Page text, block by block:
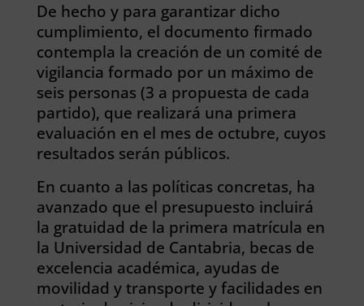
De hecho y para garantizar dicho
cumplimiento, el documento firmado
contempla la creación de un comité de
vigilancia formado por un máximo de
seis personas (3 a propuesta de cada
partido), que realizará una primera
evaluación en el mes de octubre, cuyos
resultados serán públicos.
En cuanto a las políticas concretas, ha
avanzado que el presupuesto incluirá
la gratuidad de la primera matrícula en
la Universidad de Cantabria, becas de
excelencia académica, ayudas de
movilidad y transporte y facilidades en